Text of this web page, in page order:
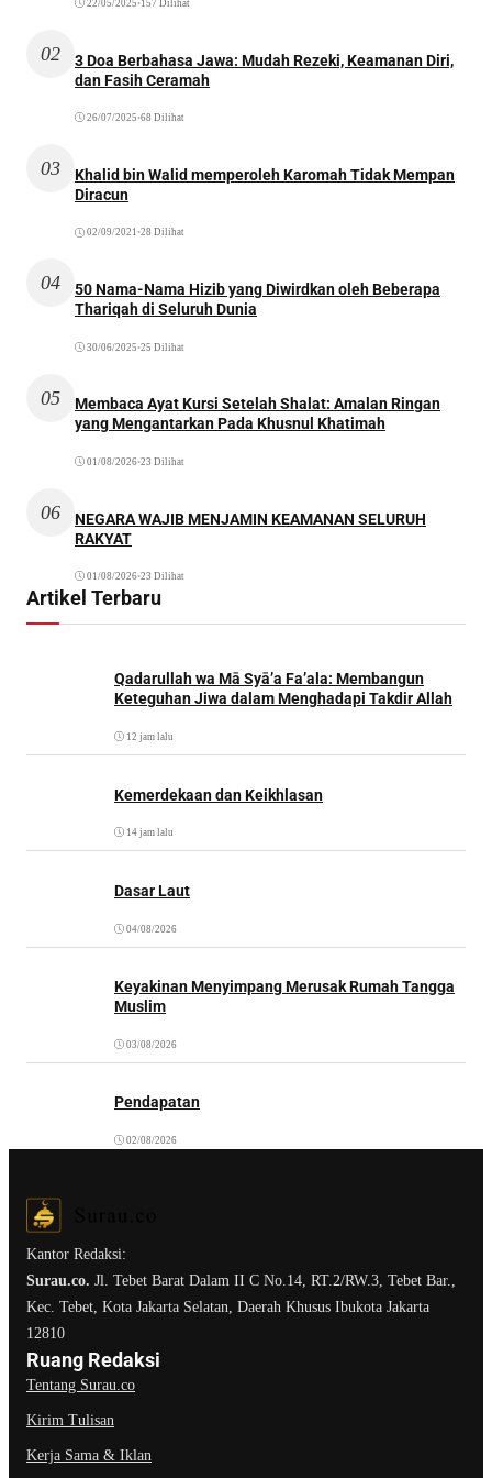
22/05/2025 •157 Dilihat
02
3 Doa Berbahasa Jawa: Mudah Rezeki, Keamanan Diri,
dan Fasih Ceramah
26/07/2025 •68 Dilihat
03
Khalid bin Walid memperoleh Karomah Tidak Mempan
Diracun
02/09/2021 •28 Dilihat
04
50 Nama-Nama Hizib yang Diwirdkan oleh Beberapa
Thariqah di Seluruh Dunia
30/06/2025 •25 Dilihat
05
Membaca Ayat Kursi Setelah Shalat: Amalan Ringan
yang Mengantarkan Pada Khusnul Khatimah
01/08/2026•23 Dilihat
06
NEGARA WAJIB MENJAMIN KEAMANAN SELURUH
RAKYAT
01/08/2026•23 Dilihat
Artikel Terbaru
Qadarullah wa Mā Syā’a Fa’ala: Membangun
Keteguhan Jiwa dalam Menghadapi Takdir Allah
12 jam lalu
Kemerdekaan dan Keikhlasan
14 jam lalu
Dasar Laut
04/08/2026
Keyakinan Menyimpang Merusak Rumah Tangga
Muslim
03/08/2026
Pendapatan
02/08/2026
Kantor Redaksi:
Surau.co. Jl. Tebet Barat Dalam II C No.14, RT.2/RW.3, Tebet Bar.,
Kec. Tebet, Kota Jakarta Selatan, Daerah Khusus Ibukota Jakarta
12810
Ruang Redaksi
Tentang Surau.co
Kirim Tulisan
Kerja Sama & Iklan